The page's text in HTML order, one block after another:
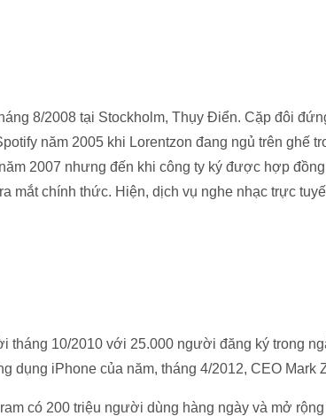
8/2008 tại Stockholm, Thụy Điển. Cặp đôi
năm 2005 khi Lorentzon đang ngủ trên ghế
2007 nhưng đến khi công ty ký được hợp
mắt chính thức. Hiện, dịch vụ nghe nhạc trực
tháng 10/2010 với 25.000 người đăng ký trong
dụng iPhone của năm, tháng 4/2012, CEO Mark
có 200 triệu người dùng hàng ngày và mở